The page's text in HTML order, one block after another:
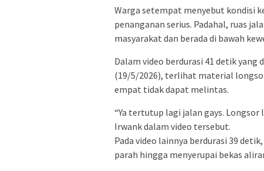
Warga setempat menyebut kondisi
penanganan serius. Padahal, ruas
masyarakat dan berada di bawah
Dalam video berdurasi 41 detik yang
(19/5/2026), terlihat material
empat tidak dapat melintas.
“Ya tertutup lagi jalan gays.
Irwank dalam video tersebut.
Pada video lainnya berdurasi 39
parah hingga menyerupai bekas